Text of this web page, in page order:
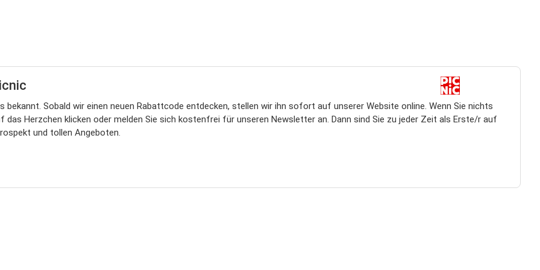
Sobald wir einen neuen Rabattcode entdecken, stellen wir ihn sofort auf unserer Website online. Wenn Sie nichts
das Herzchen klicken oder melden Sie sich kostenfrei für unseren Newsletter an. Dann sind Sie zu jeder Zeit als Erste/r auf
und tollen Angeboten.